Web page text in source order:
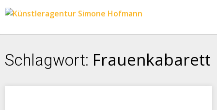
Schlagwort: Frauenkabarett